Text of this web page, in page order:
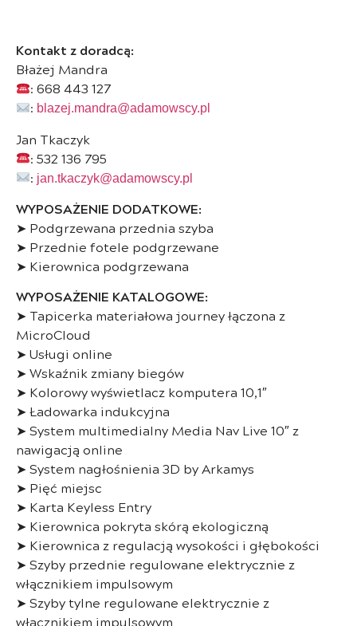
Kontakt z doradcą:
Błażej Mandra
: 668 443 127
: blazej.mandra@adamowscy.pl
Jan Tkaczyk
: 532 136 795
: jan.tkaczyk@adamowscy.pl
WYPOSAŻENIE DODATKOWE:
➤ Podgrzewana przednia szyba
➤ Przednie fotele podgrzewane
➤ Kierownica podgrzewana
WYPOSAŻENIE KATALOGOWE:
➤ Tapicerka materiałowa journey łączona z
MicroCloud
➤ Usługi online
➤ Wskaźnik zmiany biegów
➤ Kolorowy wyświetlacz komputera 10,1″
➤ Ładowarka indukcyjna
➤ System multimedialny Media Nav Live 10″ z
nawigacją online
➤ System nagłośnienia 3D by Arkamys
➤ Pięć miejsc
➤ Karta Keyless Entry
➤ Kierownica pokryta skórą ekologiczną
➤ Kierownica z regulacją wysokości i głębokości
➤ Szyby przednie regulowane elektrycznie z
włącznikiem impulsowym
➤ Szyby tylne regulowane elektrycznie z
włącznikiem impulsowym